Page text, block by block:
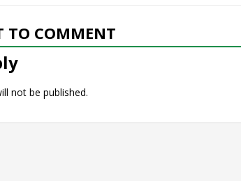
TO COMMENT
not be published.